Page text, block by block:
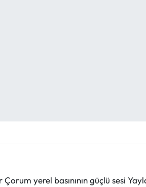
yerel basınının güçlü sesi